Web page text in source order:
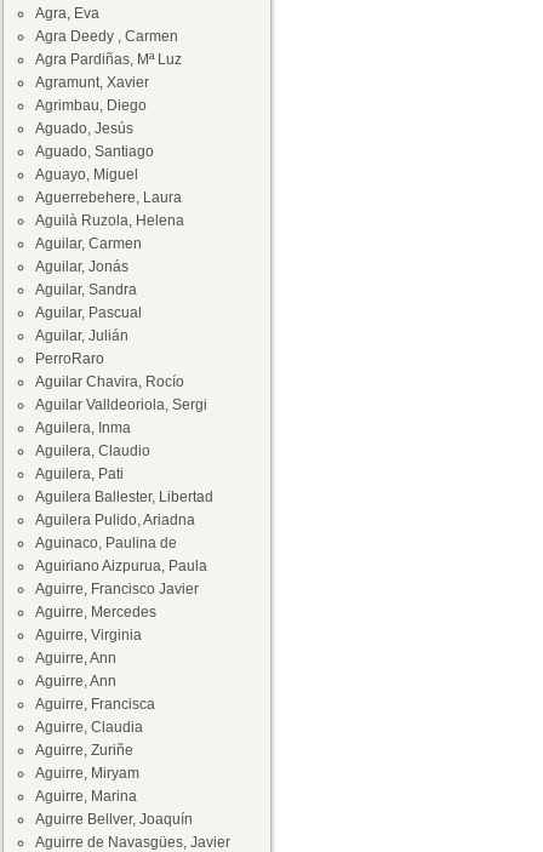
Agra, Eva
Agra Deedy , Carmen
Agra Pardiñas, Mª Luz
Agramunt, Xavier
Agrimbau, Diego
Aguado, Jesús
Aguado, Santiago
Aguayo, Miguel
Aguerrebehere, Laura
Aguilà Ruzola, Helena
Aguilar, Carmen
Aguilar, Jonás
Aguilar, Sandra
Aguilar, Pascual
Aguilar, Julián
PerroRaro
Aguilar Chavira, Rocío
Aguilar Valldeoriola, Sergi
Aguilera, Inma
Aguilera, Claudio
Aguilera, Pati
Aguilera Ballester, Libertad
Aguilera Pulido, Ariadna
Aguinaco, Paulina de
Aguiriano Aizpurua, Paula
Aguirre, Francisco Javier
Aguirre, Mercedes
Aguirre, Virginia
Aguirre, Ann
Aguirre, Ann
Aguirre, Francisca
Aguirre, Claudia
Aguirre, Zuriñe
Aguirre, Miryam
Aguirre, Marina
Aguirre Bellver, Joaquín
Aguirre de Navasgües, Javier